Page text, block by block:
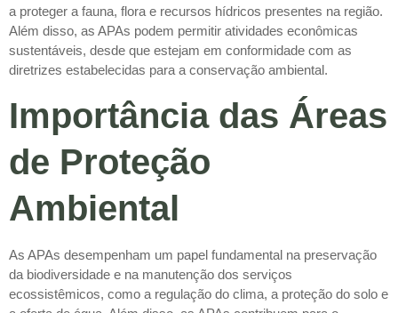
a proteger a fauna, flora e recursos hídricos presentes na região.
Além disso, as APAs podem permitir atividades econômicas
sustentáveis, desde que estejam em conformidade com as
diretrizes estabelecidas para a conservação ambiental.
Importância das Áreas
de Proteção
Ambiental
As APAs desempenham um papel fundamental na preservação
da biodiversidade e na manutenção dos serviços
ecossistêmicos, como a regulação do clima, a proteção do solo e